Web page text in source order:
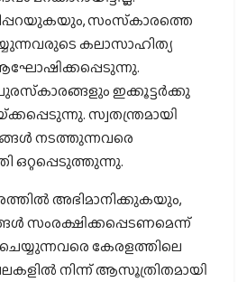
സംസ്‌കാരത്തെ
കലാസാഹിത്യ
ഇക്കൂട്ടര്‍ക്കു
സ്വതന്ത്രമായി
നടത്തുന്നവരെ
ഒറ്റപ്പെടുത്തുന്നു.
അഭിമാനിക്കുകയും,
സംരക്ഷിക്കപ്പെടണമെന്ന്
കേരളത്തിലെ
നിന്ന് ആസൂത്രിതമായി